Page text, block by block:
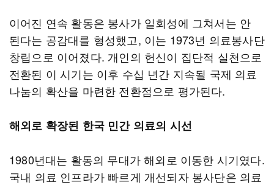
이어진 연속 활동은 봉사가 일회성에 그쳐서는 안
된다는 공감대를 형성했고, 이는 1973년 의료봉사단
창립으로 이어졌다. 개인의 헌신이 집단적 실천으로
전환된 이 시기는 이후 수십 년간 지속될 국제 의료
나눔의 확산을 마련한 전환점으로 평가된다.
해외로 확장된 한국 민간 의료의 시선
1980년대는 활동의 무대가 해외로 이동한 시기였다.
국내 의료 인프라가 빠르게 개선되자 봉사단은 의료